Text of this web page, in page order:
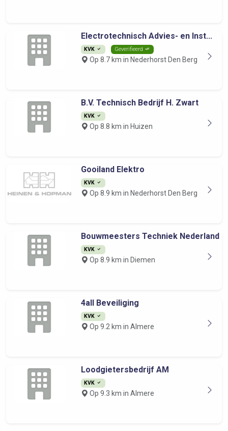
Electrotechnisch Advies- en Inst...
KVK Geverifieerd
Op 8.7 km in Nederhorst Den Berg
B.V. Technisch Bedrijf H. Zwart
KVK
Op 8.8 km in Huizen
Gooiland Elektro
KVK
Op 8.9 km in Nederhorst Den Berg
Bouwmeesters Techniek Nederland
KVK
Op 8.9 km in Diemen
4all Beveiliging
KVK
Op 9.2 km in Almere
Loodgietersbedrijf AM
KVK
Op 9.3 km in Almere